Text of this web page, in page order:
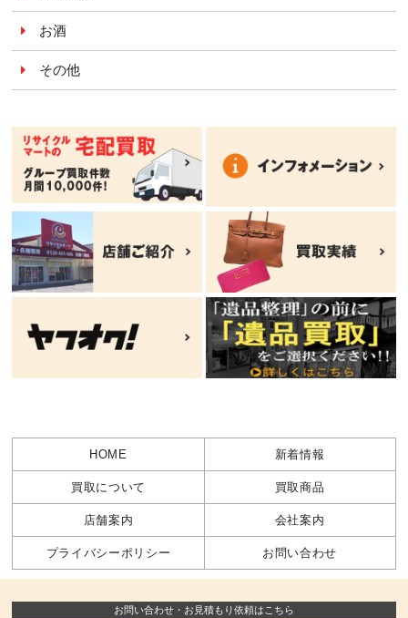
お酒
その他
HOME 新着情報
買取について 買取商品
店舗案内 会社案内
プライバシーポリシー お問い合わせ
お問い合わせ・お見積もり依頼はこちら